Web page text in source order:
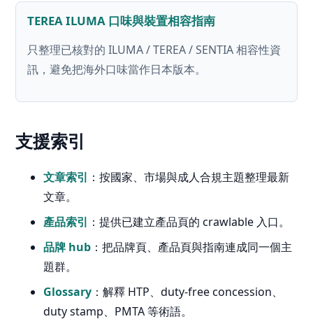
TEREA ILUMA 口味與裝置相容指南
只整理已核對的 ILUMA / TEREA / SENTIA 相容性資
訊，避免把海外口味當作日本版本。
支援索引
文章索引 ：按國家、市場與成人合規主題整理最新
文章。
產品索引 ：提供已建立產品頁的 crawlable 入口。
品牌 hub ：把品牌頁、產品頁與指南連成同一個主
題群。
Glossary ：解釋 HTP、duty-free concession、
duty stamp、PMTA 等術語。